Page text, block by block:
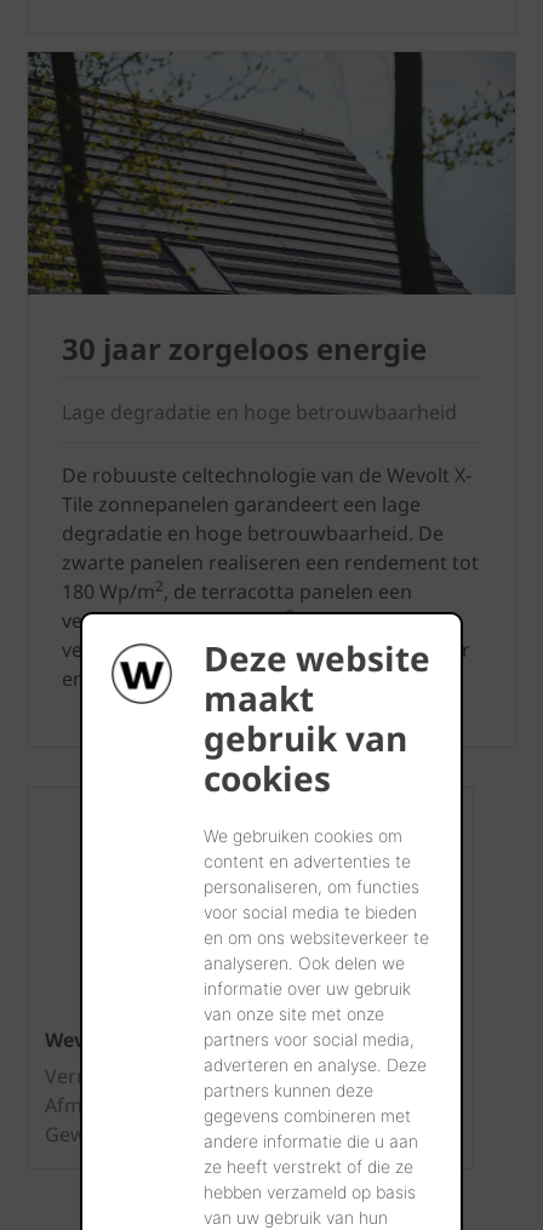
Deze website
maakt
gebruik van
cookies
We gebruiken cookies om
content en advertenties te
personaliseren, om functies
voor social media te bieden
en om ons websiteverkeer te
analyseren. Ook delen we
informatie over uw gebruik
van onze site met onze
partners voor social media,
adverteren en analyse. Deze
partners kunnen deze
gegevens combineren met
andere informatie die u aan
ze heeft verstrekt of die ze
hebben verzameld op basis
van uw gebruik van hun
30 jaar zorgeloos energie
Lage degradatie en hoge betrouwbaarheid
De robuuste celtechnologie van de Wevolt X-
Tile zonnepanelen garandeert een lage
degradatie en hoge betrouwbaarheid. De
zwarte panelen realiseren een rendement tot
180 Wp/m2, de terracotta panelen een
vermogen tot 130 Wp/m2. De
vermogensgarantie bedraagt 90% na 20 jaar
en 85% na 30 jaar.
Wevolt X-Tile XT028H-085BK-E
Vermogen: 171 - 180 Wp/m²
Afmeting: 1308 x 430 mm
Gewicht: 25 kg/m²